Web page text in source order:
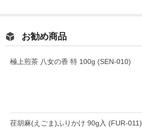
お勧め商品
極上煎茶 八女の香 特 100g (SEN-010)
荏胡麻(えごま)ふりかけ 90g入 (FUR-011)